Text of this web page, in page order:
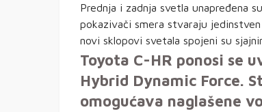
Prednja i zadnja svetla unapređena
pokazivači smera stvaraju
novi sklopovi svetala spojeni su
Toyota C-HR ponosi se
Hybrid Dynamic Force.
omogućava naglašene